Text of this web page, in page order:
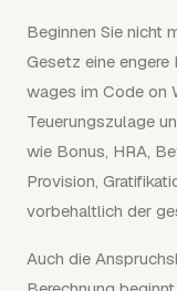
Beginnen Sie nicht
Gesetz eine
wages im Code on
Teuerungszulage
wie Bonus, HRA,
Provision,
vorbehaltlich der
Auch die